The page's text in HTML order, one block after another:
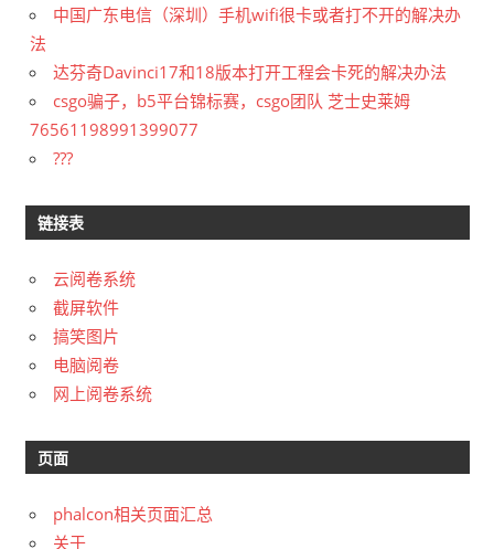
中国广东电信（深圳）手机wifi很卡或者打不开的解决办
法
达芬奇Davinci17和18版本打开工程会卡死的解决办法
csgo骗子，b5平台锦标赛，csgo团队 芝士史莱姆
76561198991399077
???
链接表
云阅卷系统
截屏软件
搞笑图片
电脑阅卷
网上阅卷系统
页面
phalcon相关页面汇总
关于